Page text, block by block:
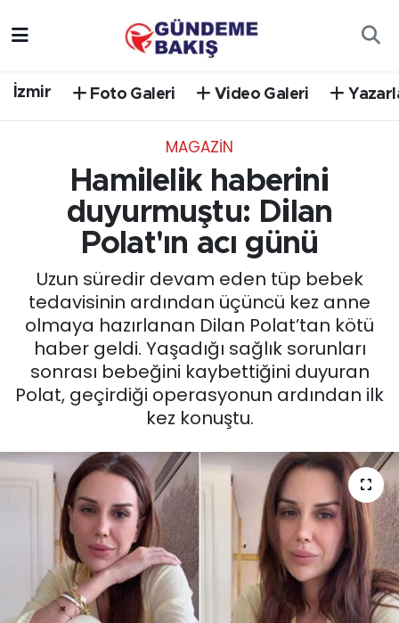
İzmir Foto Galeri Video Galeri
MAGAZİN
Hamilelik haberini
duyurmuştu: Dilan
Polat'ın acı günü
Uzun süredir devam eden tüp bebek
tedavisinin ardından üçüncü kez anne
olmaya hazırlanan Dilan Polat’tan kötü
haber geldi. Yaşadığı sağlık sorunları
sonrası bebeğini kaybettiğini duyuran
Polat, geçirdiği operasyonun ardından ilk
kez konuştu.
EGE
EĞİTİM
EKONOMİ
English News
GÜNCEL
KÜLTÜR SANAT
MAGAZİN
POLİTİKA
SAĞLIK
Siyaset
Süper Lig Puan Durumu ve Fikstür
Tüm Manşetler
Son Dakika Haberleri
Haber Arşivi